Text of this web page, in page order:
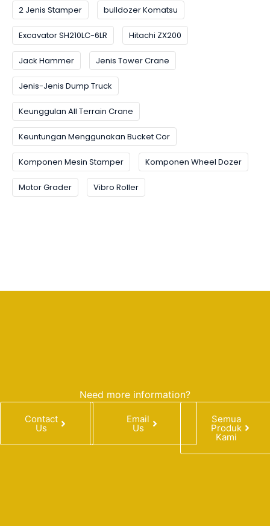
2 Jenis Stamper bulldozer Komatsu
Excavator SH210LC-6LR Hitachi ZX200
Jack Hammer Jenis Tower Crane
Jenis-Jenis Dump Truck
Keunggulan All Terrain Crane
Keuntungan Menggunakan Bucket Cor
Komponen Mesin Stamper Komponen Wheel Dozer
Motor Grader Vibro Roller
Need more information?
Contact
Us
Email
Us
Semua
Produk
Kami